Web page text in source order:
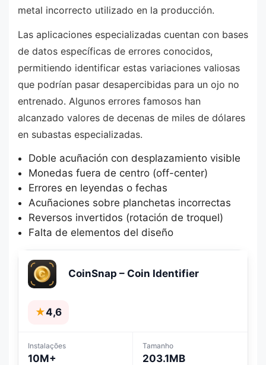
metal incorrecto utilizado en la producción.
Las aplicaciones especializadas cuentan con bases
de datos específicas de errores conocidos,
permitiendo identificar estas variaciones valiosas
que podrían pasar desapercibidas para un ojo no
entrenado. Algunos errores famosos han
alcanzado valores de decenas de miles de dólares
en subastas especializadas.
Doble acuñación con desplazamiento visible
Monedas fuera de centro (off-center)
Errores en leyendas o fechas
Acuñaciones sobre planchetas incorrectas
Reversos invertidos (rotación de troquel)
Falta de elementos del diseño
CoinSnap – Coin Identifier
★4,6
Instalações
10M+
Tamanho
203.1MB